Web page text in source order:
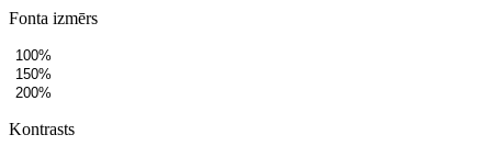
Fonta izmērs
100%
150%
200%
Kontrasts